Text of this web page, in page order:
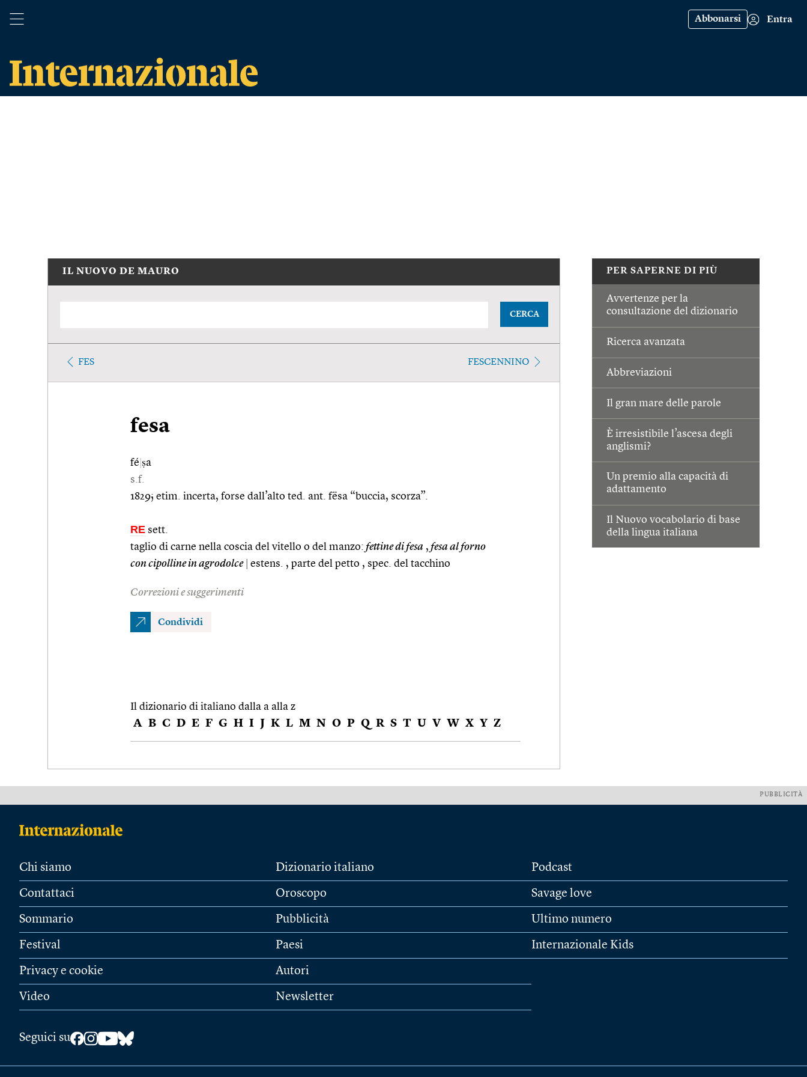
Abbonarsi Entra
PER SAPERNE DI PIÙ
Avvertenze per la
consultazione del dizionario
Ricerca avanzata
Abbreviazioni
Il gran mare delle parole
È irresistibile l’ascesa degli
anglismi?
Un premio alla capacità di
adattamento
Il Nuovo vocabolario di base
della lingua italiana
IL NUOVO DE MAURO
CERCA
FES FESCENNINO
fesa
fé ṣa
s.f.
1829; etim. incerta, forse dall’alto ted. ant. fësa “buccia, scorza”.
RE sett.
taglio di carne nella coscia del vitello o del manzo: fettine di fesa , fesa al forno
con cipolline in agrodolce
estens. , parte del petto , spec. del tacchino
Correzioni e suggerimenti
Condividi
Il dizionario di italiano dalla a alla z
A B C D E F G H I J K L M N O P Q R S T U V W X Y Z
PUBBLICITÀ
Chi siamo
Contattaci
Sommario
Festival
Privacy e cookie
Video
Dizionario italiano
Oroscopo
Pubblicità
Paesi
Autori
Newsletter
Podcast
Savage love
Ultimo numero
Internazionale Kids
Seguici su